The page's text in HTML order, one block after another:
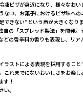
凍ピザが身近になり、様々なお
な中、お菓子におけるピザ味へ
できない”という声が大きくなり
自の「スプレッド製法」を開発。
どの香辛料の香りも表現し、リ
ラストによる表現を採用するこ
これまでにないおいしさをお楽
す！
い。